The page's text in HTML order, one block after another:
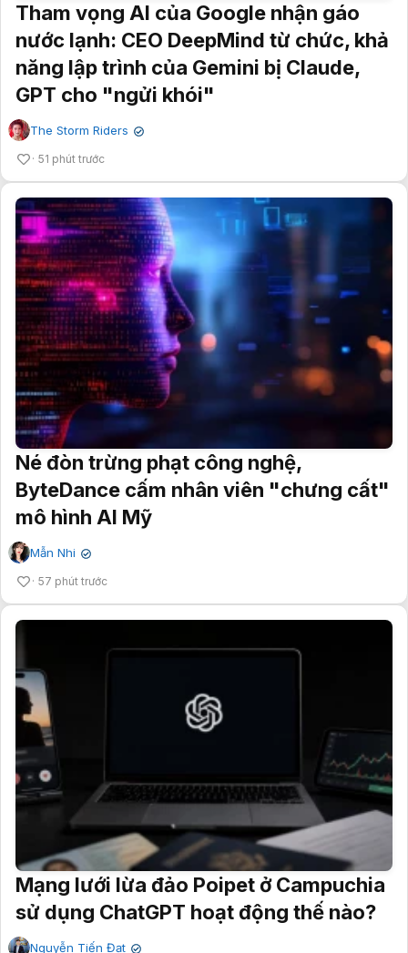
Tham vọng AI của Google nhận gáo
nước lạnh: CEO DeepMind từ chức, khả
năng lập trình của Gemini bị Claude,
GPT cho "ngửi khói"
The Storm Riders ✔
51 phút trước
Né đòn trừng phạt công nghệ,
ByteDance cấm nhân viên "chưng cất"
mô hình AI Mỹ
Mẫn Nhi ✔
57 phút trước
Mạng lưới lừa đảo Poipet ở Campuchia
sử dụng ChatGPT hoạt động thế nào?
Nguyễn Tiến Đạt ✔